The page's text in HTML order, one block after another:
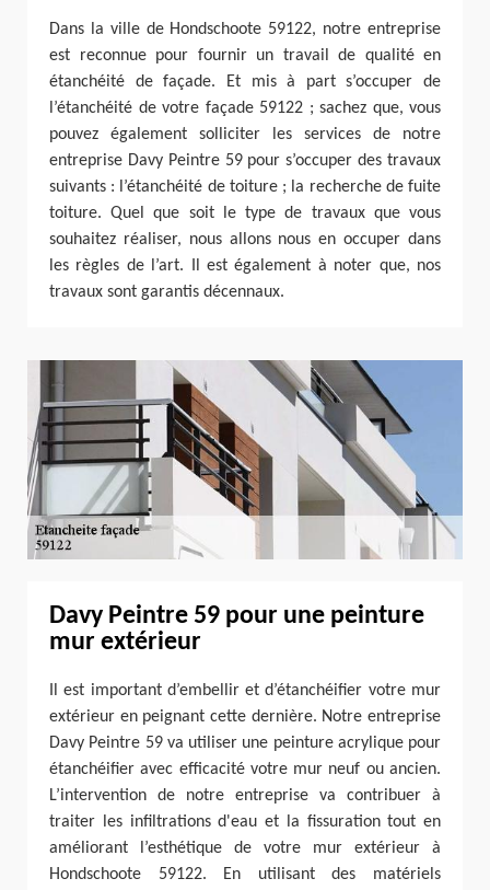
Dans la ville de Hondschoote 59122, notre entreprise
est reconnue pour fournir un travail de qualité en
étanchéité de façade. Et mis à part s’occuper de
l’étanchéité de votre façade 59122 ; sachez que, vous
pouvez également solliciter les services de notre
entreprise Davy Peintre 59 pour s’occuper des travaux
suivants : l’étanchéité de toiture ; la recherche de fuite
toiture. Quel que soit le type de travaux que vous
souhaitez réaliser, nous allons nous en occuper dans
les règles de l’art. Il est également à noter que, nos
travaux sont garantis décennaux.
Davy Peintre 59 pour une peinture
mur extérieur
Il est important d’embellir et d’étanchéifier votre mur
extérieur en peignant cette dernière. Notre entreprise
Davy Peintre 59 va utiliser une peinture acrylique pour
étanchéifier avec efficacité votre mur neuf ou ancien.
L’intervention de notre entreprise va contribuer à
traiter les infiltrations d'eau et la fissuration tout en
améliorant l’esthétique de votre mur extérieur à
Hondschoote 59122. En utilisant des matériels